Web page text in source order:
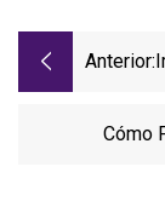
Anterior:
Cómo